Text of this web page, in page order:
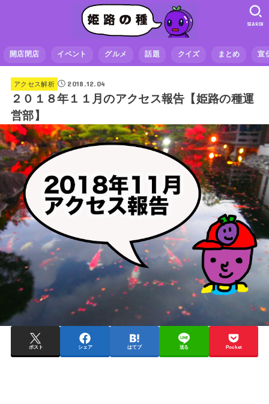
開店閉店 イベント グルメ 話題 クイズ まとめ 宣
SEARCH
アクセス解析 2018.12.04
２０１８年１１月のアクセス報告【姫路の種運
営部】
ポスト シェア はてブ 送る Pocket